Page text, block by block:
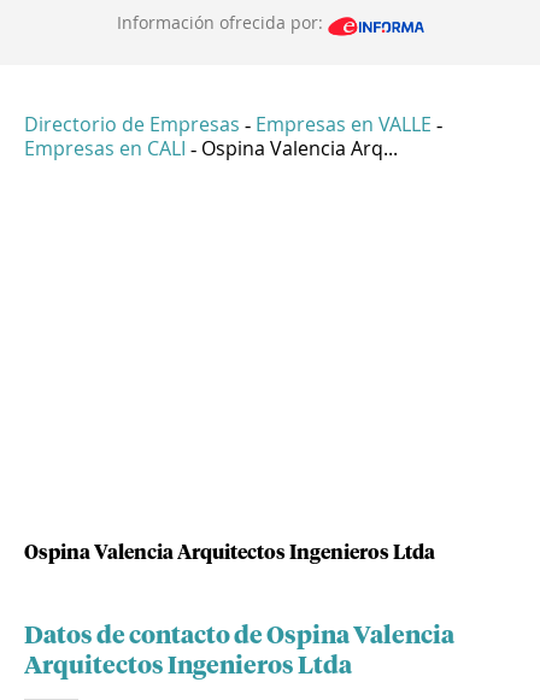
Información ofrecida por:
Directorio de Empresas - Empresas en VALLE -
Empresas en CALI - Ospina Valencia Arq...
Ospina Valencia Arquitectos Ingenieros Ltda
Datos de contacto de Ospina Valencia
Arquitectos Ingenieros Ltda